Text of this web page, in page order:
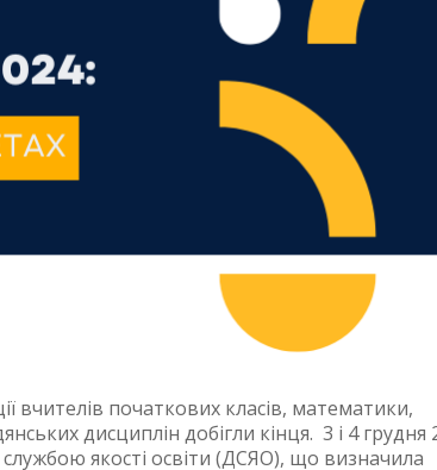
вчителів початкових класів, математики,
дисциплін добігли кінця. 3 і 4 грудня
службою якості освіти (ДСЯО), що визначила